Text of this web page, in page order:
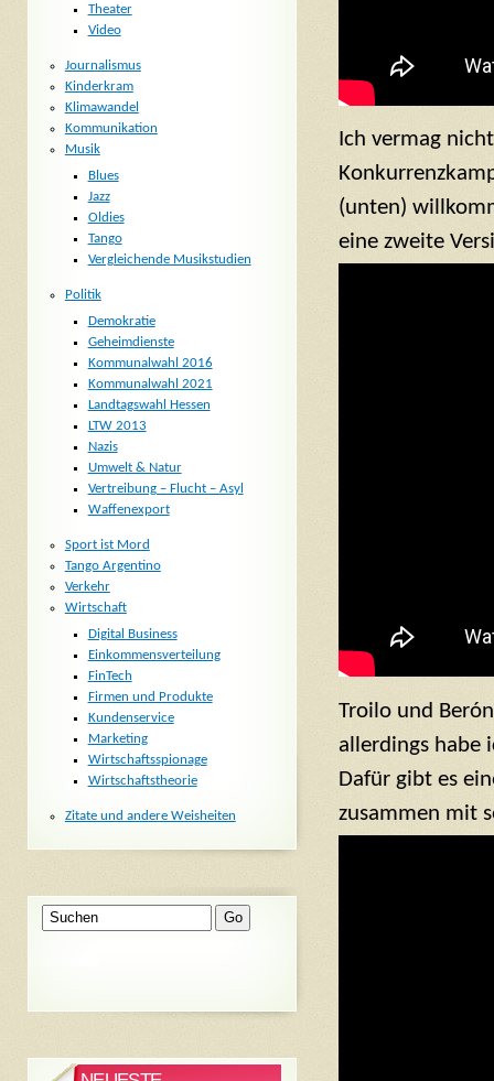
Ich vermag
(unten)
eine zweite
Troilo und
allerdings habe
Dafür gibt es
zusammen mit
Theater
Video
Journalismus
Kinderkram
Klimawandel
Kommunikation
Musik
Blues
Jazz
Oldies
Tango
Vergleichende Musikstudien
Politik
Demokratie
Geheimdienste
Kommunalwahl 2016
Kommunalwahl 2021
Landtagswahl Hessen
LTW 2013
Nazis
Umwelt & Natur
Vertreibung – Flucht – Asyl
Waffenexport
Sport ist Mord
Tango Argentino
Verkehr
Wirtschaft
Digital Business
Einkommensverteilung
FinTech
Firmen und Produkte
Kundenservice
Marketing
Wirtschaftsspionage
Wirtschaftstheorie
Zitate und andere Weisheiten